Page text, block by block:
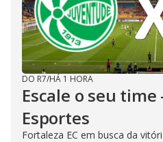
DO R7/HÁ 1 HORA
Escale o seu
Esportes
Fortaleza EC em busca da